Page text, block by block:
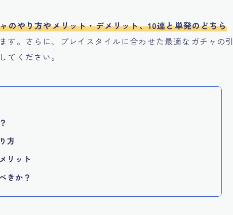
のやり方やメリット・デメリット、10連と単発のどちら
す。さらに、プレイスタイルに合わせた最適なガチャの引
てください。
方
リット
きか？